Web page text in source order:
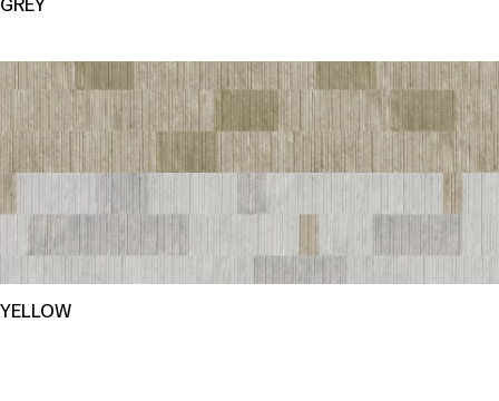
GREY
YELLOW